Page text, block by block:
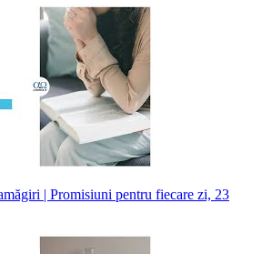
| Promisiuni pentru fiecare zi, 23